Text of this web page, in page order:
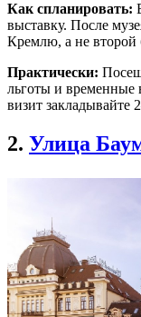
Как спланировать:
выставку. После
Кремлю, а не второй
Практически:
льготы и временные
визит закладывайте
2. Улица